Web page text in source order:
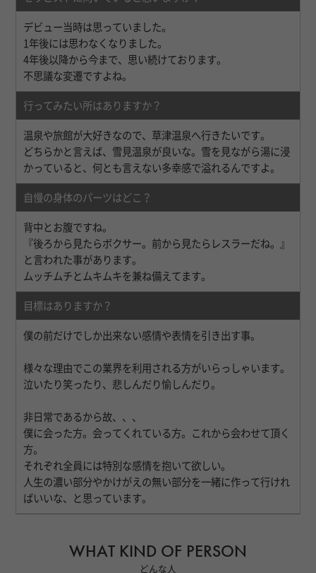
デビュー当時は思っていました。
1年後には思わなくなりました。
4年後以降から今まで、思い続けております。
不思議な変遷ですよね。
行ってみたい所はありますか？
温泉や旅館が大好きなので、草津温泉へ行きたいです。
どちらかと言えば、雪見温泉が良いな。雪を見ながら湯に浸
かっていると、何とも言えない多幸感で溢れるんですよ。
自慢の身体のパーツはどこ？
背中とお腹ですね。
『後ろから見たらボクサー。前から見たらレスラーだね。』
と言われた事があります。
ムッチムチとムキムキを兼ね備えてます。
目標はありますか？
僕の前だけでしか出来ない感情や表情を引き出す事。
様々な理由でこの業界を利用される方がいらっしゃいます。
泣いたり笑ったり、悲しんだり愉しんだり。
非日常であるから故、、、
僕に会った方。会ってくれている方。これから会わせて頂く
方。
それぞれ全員には特別な感情を抱いて欲しい。
人生の濃い部分やかけがえの無い部分を一緒に作って行けれ
ばいいな、と思っています。
WHAT KIND OF PERSON
どんな人